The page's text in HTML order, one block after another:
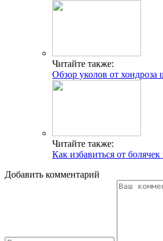
Читайте также:
Обзор уколов от хондроза
Читайте также:
Как избавиться от болячек
Добавить комментарий